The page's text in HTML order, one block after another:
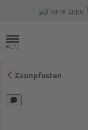
Zaunpfosten